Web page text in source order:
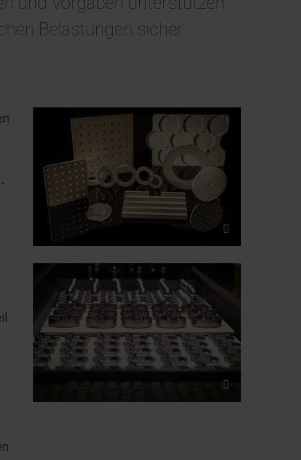
Belastungen sicher